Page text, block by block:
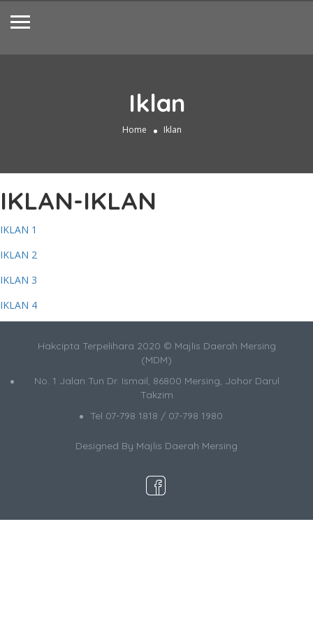
Iklan
Home Iklan
IKLAN-IKLAN
IKLAN 1
IKLAN 2
IKLAN 3
IKLAN 4
Hakcipta Terpelihara 2020 © Majlis Daerah Mersing
(MDM)
No. 1 Jalan Tun Dr. Ismail, 86800 Mersing, Johor Darul
Takzim
Tel 07-798 1818 / 07-798 1980
Designed By Majlis Daerah Mersing